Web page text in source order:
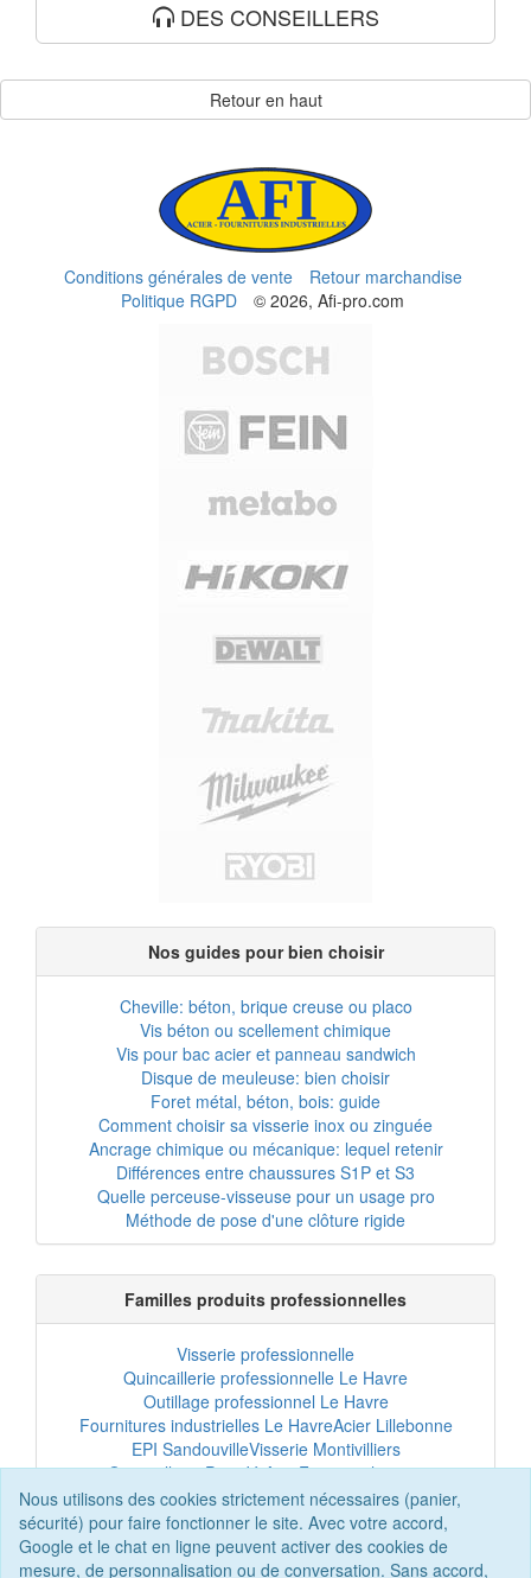
Nous utilisons des cookies strictement nécessaires (panier,
sécurité) pour faire fonctionner le site. Avec votre accord,
Google et le chat en ligne peuvent activer des cookies de
mesure, de personnalisation ou de conversation. Sans accord,
DES CONSEILLERS
Retour en haut
Conditions générales de vente
Retour marchandise
Politique RGPD
© 2026, Afi-pro.com
Nos guides pour bien choisir
Cheville: béton, brique creuse ou placo
Vis béton ou scellement chimique
Vis pour bac acier et panneau sandwich
Disque de meuleuse: bien choisir
Foret métal, béton, bois: guide
Comment choisir sa visserie inox ou zinguée
Ancrage chimique ou mécanique: lequel retenir
Différences entre chaussures S1P et S3
Quelle perceuse-visseuse pour un usage pro
Méthode de pose d'une clôture rigide
Familles produits professionnelles
Visserie professionnelle
Quincaillerie professionnelle Le Havre
Outillage professionnel Le Havre
Fournitures industrielles Le HavreAcier Lillebonne
EPI SandouvilleVisserie Montivilliers
Quincaillerie Port-JérômeFixation chantier
EPI professionnelOutillage maintenance
Acier professionnelTôles et bardage
Scellement chimiqueClôtures Le Havre